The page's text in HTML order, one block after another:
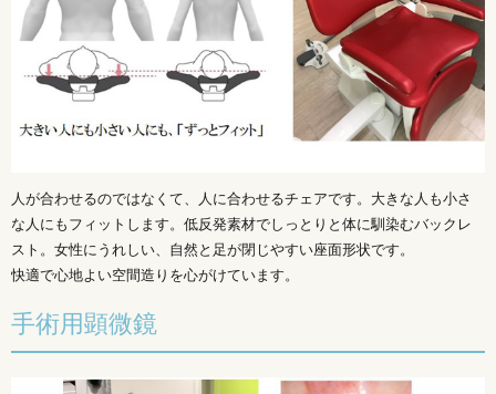
人が合わせるのではなくて、人に合わせるチェアです。大きな人も小さ
な人にもフィットします。低反発素材でしっとりと体に馴染むバックレ
スト。女性にうれしい、自然と足が閉じやすい座面形状です。
快適で心地よい空間造りを心がけています。
手術用顕微鏡